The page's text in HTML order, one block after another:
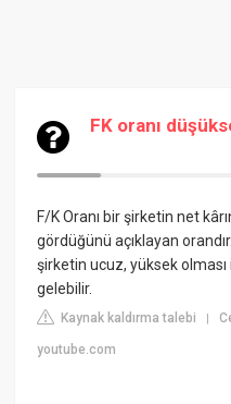
FK oranı
F/K Oranı bir şirketin net
gördüğünü açıklayan
şirketin ucuz, yüksek olması
gelebilir.
Kaynak kaldırma talebi |
youtube.com